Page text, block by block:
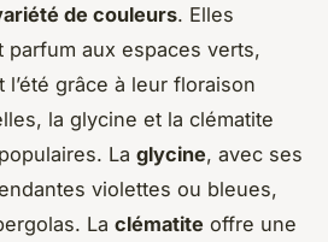
de couleurs. Elles
aux espaces verts,
grâce à leur floraison
la glycine et la clématite
La glycine, avec ses
violettes ou bleues,
La clématite offre une